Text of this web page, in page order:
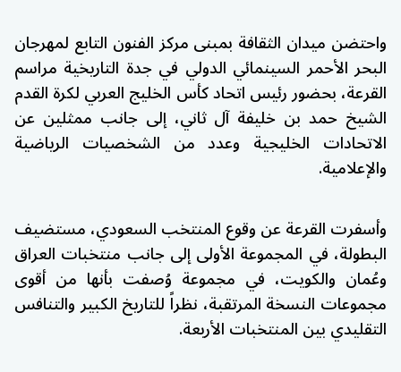
واحتضن ميدان الثقافة بمبنى مركز الفنون التابع لمهرجان
البحر الأحمر السينمائي الدولي في جدة التاريخية مراسم
القرعة، بحضور رئيس اتحاد كأس الخليج العربي لكرة القدم
الشيخ حمد بن خليفة آل ثاني، إلى جانب ممثلين عن
الاتحادات الخليجية وعدد من الشخصيات الرياضية
والإعلامية.
وأسفرت القرعة عن وقوع المنتخب السعودي، مستضيف
البطولة، في المجموعة الأولى إلى جانب منتخبات العراق
وعُمان والكويت، في مجموعة وُصفت بأنها من أقوى
مجموعات النسخة المرتقبة، نظراً للتاريخ الكبير والتنافس
التقليدي بين المنتخبات الأربعة.